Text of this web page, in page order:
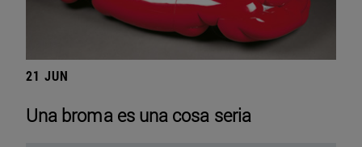
21 JUN
Una broma es una cosa seria